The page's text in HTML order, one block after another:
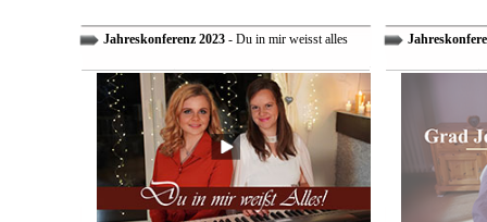
Jahreskonferenz 2023- Du in mir weisst alles